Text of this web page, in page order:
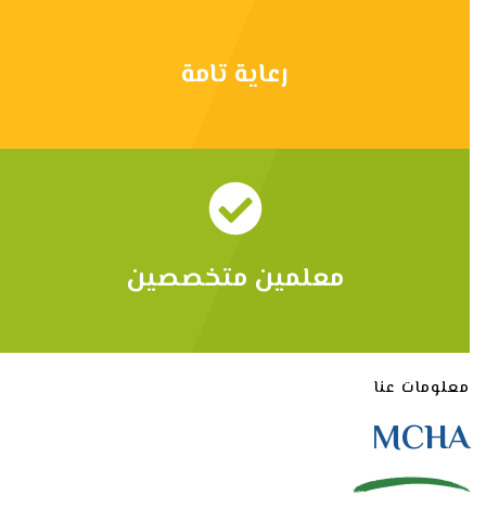
رعاية تامة
معلمين متخصصين
معلومات عنا
MCHA